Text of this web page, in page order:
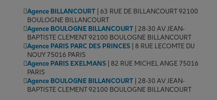
Agence BILLANCOURT | 63 RUE DE BILLANCOURT 92100
BOULOGNE BILLANCOURT
Agence BOULOGNE BILLANCOURT | 28-30 AV JEAN-
BAPTISTE CLEMENT 92100 BOULOGNE BILLANCOURT
Agence PARIS PARC DES PRINCES | 8 RUE LECOMTE DU
NOUY 75016 PARIS
Agence PARIS EXELMANS | 82 RUE MICHEL ANGE 75016
PARIS
Agence BOULOGNE BILLANCOURT | 28-30 AV JEAN-
BAPTISTE CLEMENT 92100 BOULOGNE BILLANCOURT